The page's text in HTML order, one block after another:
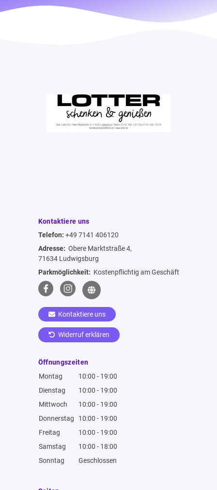
Kontaktiere uns
Telefon: +49 7141 406120
Adresse: Obere Marktstraße 4,
71634 Ludwigsburg
Parkmöglichkeit: Kostenpflichtig am Geschäft
Kontaktiere uns
Widerruf erklären
Öffnungszeiten
Montag
10:00 - 19:00
Dienstag
10:00 - 19:00
Mittwoch
10:00 - 19:00
Donnerstag
10:00 - 19:00
Freitag
10:00 - 19:00
Samstag
10:00 - 18:00
Sonntag
Geschlossen